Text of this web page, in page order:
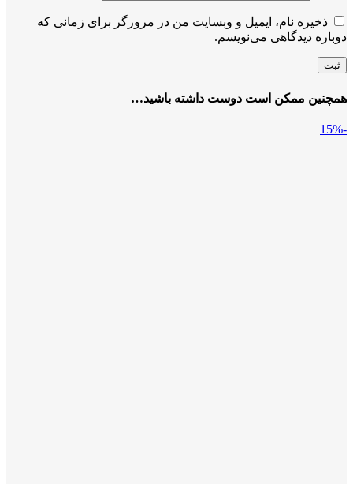
ذخیره نام، ایمیل و وبسایت من در مرورگر برای زمانی که
دوباره دیدگاهی می‌نویسم.
همچنین ممکن است دوست داشته باشید…
-15%